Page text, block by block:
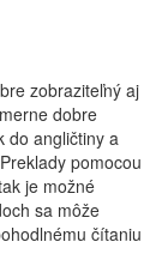
zobraziteľný aj
dobre
do angličtiny a
pomocou
je možné
sa môže
čítaniu